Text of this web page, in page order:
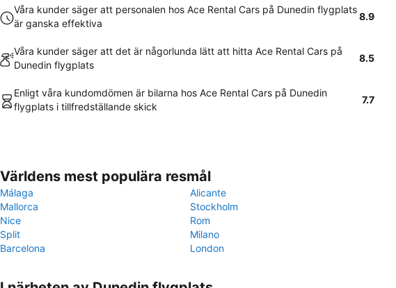
Våra kunder säger att personalen hos Ace Rental Cars på Dunedin flygplats
är ganska effektiva
8.9
Våra kunder säger att det är någorlunda lätt att hitta Ace Rental Cars på
Dunedin flygplats
8.5
Enligt våra kundomdömen är bilarna hos Ace Rental Cars på Dunedin
flygplats i tillfredställande skick
7.7
Världens mest populära resmål
Málaga
Alicante
Mallorca
Stockholm
Nice
Rom
Split
Milano
Barcelona
London